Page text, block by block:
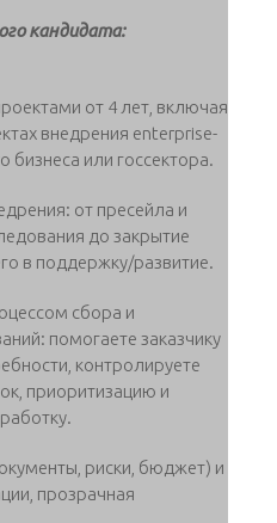
кандидата:
от 4 лет, включая
внедрения enterprise-
бизнеса или госсектора.
от пресейла и
до закрытие
в поддержку/развитие.
сбора и
помогаете заказчику
контролируете
приоритизацию и
риски, бюджет) и
прозрачная